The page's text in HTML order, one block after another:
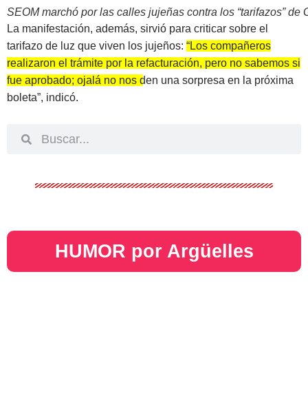
SEOM marchó por las calles jujeñas contra los “tarifazos” de
La manifestación, además, sirvió para criticar sobre el
tarifazo de luz que viven los jujeños: “Los compañeros
realizaron el trámite por la refacturación, pero no sabemos si
fue aprobado; ojalá no nos den una sorpresa en la próxima
boleta”, indicó.
HUMOR por Argüelles​